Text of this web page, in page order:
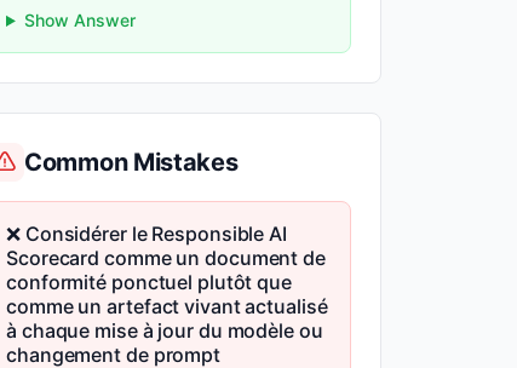
Show Answer
Common Mistakes
❌ Considérer le Responsible AI
Scorecard comme un document de
conformité ponctuel plutôt que
comme un artefact vivant actualisé
à chaque mise à jour du modèle ou
changement de prompt